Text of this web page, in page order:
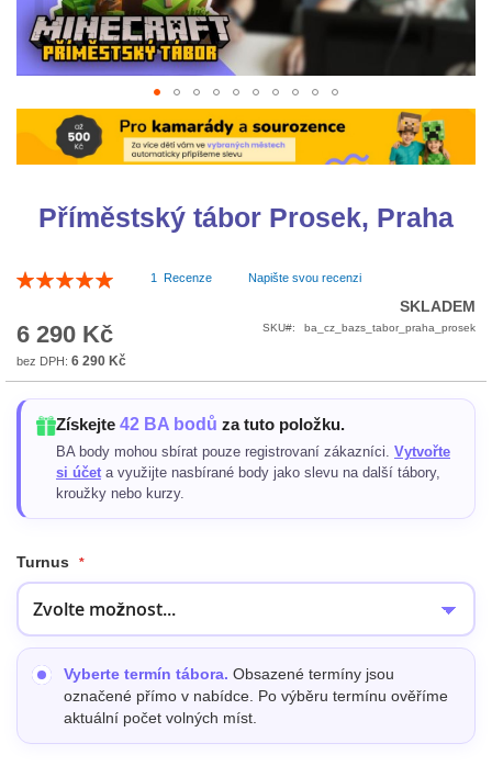
Příměstský tábor Prosek, Praha
Hodnocení:
1 Recenze Napište svou recenzi
6 290 Kč
6 290 Kč
SKLADEM
SKU ba_cz_bazs_tabor_praha_prosek
Získejte 42 BA bodů za tuto položku.
BA body mohou sbírat pouze registrovaní zákazníci. Vytvořte
si účet a využijte nasbírané body jako slevu na další tábory,
kroužky nebo kurzy.
Turnus
Vyberte termín tábora. Obsazené termíny jsou
označené přímo v nabídce. Po výběru termínu ověříme
aktuální počet volných míst.
Přeskočit
začátek
obrázky